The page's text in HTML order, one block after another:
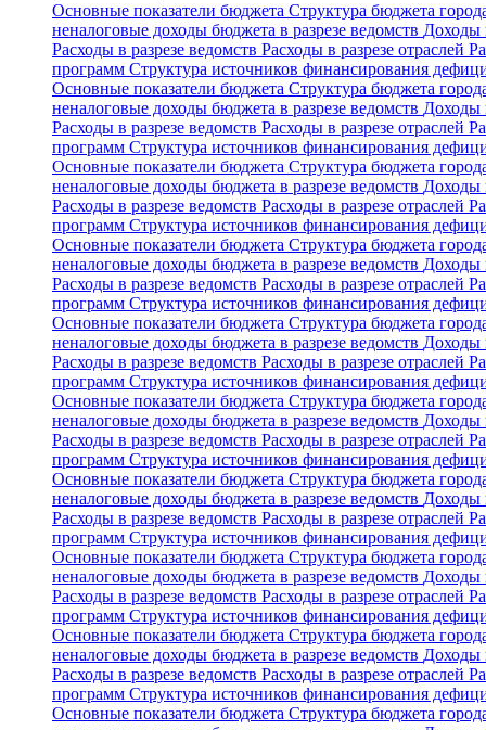
Основные показатели бюджета Структура бюджета
неналоговые доходы бюджета в разрезе ведомств Доходы
Расходы в разрезе ведомств Расходы в разрезе отраслей
программ Структура источников финансирования
Основные показатели бюджета Структура бюджета
неналоговые доходы бюджета в разрезе ведомств Доходы
Расходы в разрезе ведомств Расходы в разрезе отраслей
программ Структура источников финансирования
Основные показатели бюджета Структура бюджета
неналоговые доходы бюджета в разрезе ведомств Доходы
Расходы в разрезе ведомств Расходы в разрезе отраслей
программ Структура источников финансирования
Основные показатели бюджета Структура бюджета
неналоговые доходы бюджета в разрезе ведомств Доходы
Расходы в разрезе ведомств Расходы в разрезе отраслей
программ Структура источников финансирования
Основные показатели бюджета Структура бюджета
неналоговые доходы бюджета в разрезе ведомств Доходы
Расходы в разрезе ведомств Расходы в разрезе отраслей
программ Структура источников финансирования
Основные показатели бюджета Структура бюджета
неналоговые доходы бюджета в разрезе ведомств Доходы
Расходы в разрезе ведомств Расходы в разрезе отраслей
программ Структура источников финансирования
Основные показатели бюджета Структура бюджета
неналоговые доходы бюджета в разрезе ведомств Доходы
Расходы в разрезе ведомств Расходы в разрезе отраслей
программ Структура источников финансирования
Основные показатели бюджета Структура бюджета
неналоговые доходы бюджета в разрезе ведомств Доходы
Расходы в разрезе ведомств Расходы в разрезе отраслей
программ Структура источников финансирования
Основные показатели бюджета Структура бюджета
неналоговые доходы бюджета в разрезе ведомств Доходы
Расходы в разрезе ведомств Расходы в разрезе отраслей
программ Структура источников финансирования
Основные показатели бюджета Структура бюджета